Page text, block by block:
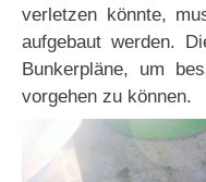
verletzen könnte,
aufgebaut werden.
Bunkerpläne, um
vorgehen zu können.